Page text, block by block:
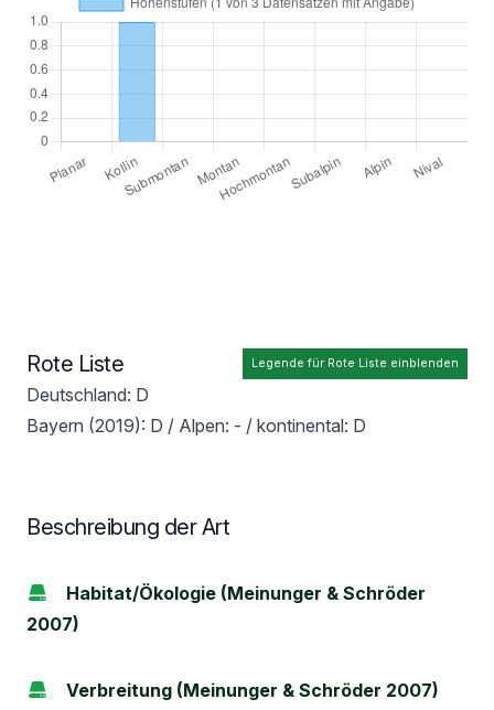
Legende für Rote Liste einblenden
Rote Liste
Deutschland: D
Bayern (2019): D / Alpen: - / kontinental: D
Beschreibung der Art
Habitat/Ökologie (Meinunger & Schröder
2007)
Verbreitung (Meinunger & Schröder 2007)